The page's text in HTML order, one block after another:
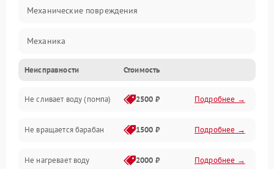
Механические повреждения
Механика
Электропитание
Водоснабжение
Слив
Программное обеспечение
Неисправности Стоимость
Не сливает воду (помпа) 2500 ₽ Подробнее →
Не вращается барабан 1500 ₽ Подробнее →
Не нагревает воду 2000 ₽ Подробнее →